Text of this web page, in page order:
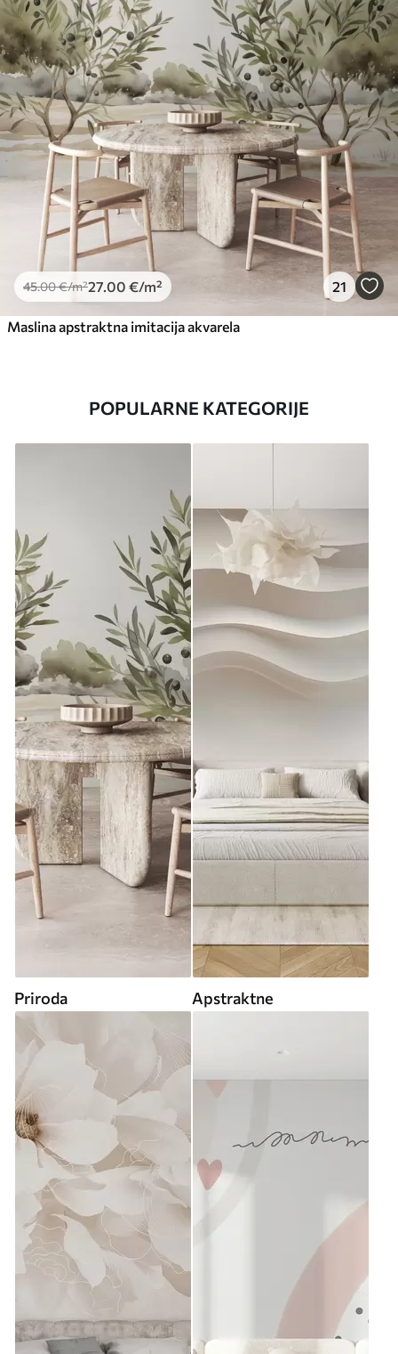
45.00€/m²27 .00 €/m² 21
Maslina apstraktna imitacija akvarela
POPULARNE KATEGORIJE
Priroda Apstraktne